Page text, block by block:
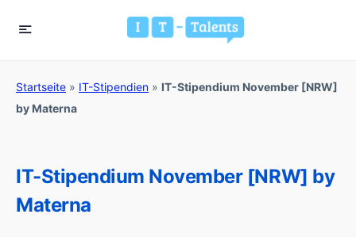
Startseite » IT-Stipendien » IT-Stipendium November [NRW]
by Materna
IT-Stipendium November [NRW] by
Materna